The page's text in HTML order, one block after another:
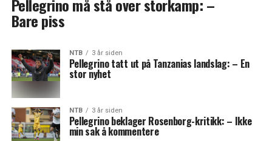
Pellegrino må stå over storkamp: –
Bare piss
NTB 3 år siden
Pellegrino tatt ut på Tanzanias landslag: – En
stor nyhet
NTB 3 år siden
Pellegrino beklager Rosenborg-kritikk: – Ikke
min sak å kommentere